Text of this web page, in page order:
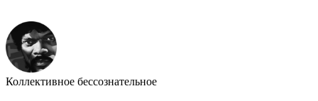
Коллективное бессознательное